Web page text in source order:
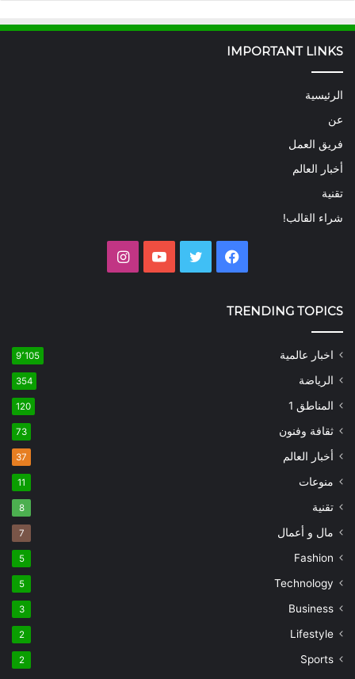
IMPORTANT LINKS
الرئيسية
عن
فريق العمل
أخبار العالم
تقنية
شراء القالب!
فيسبوك تويتر يوتيوب
TRENDING TOPICS
اخبار عالمية 9٬105
الرياضة 354
المناطق 1 120
ثقافة وفنون 73
أخبار العالم 37
منوعات 11
تقنية 8
مال و أعمال 7
Fashion
5
Technology
5
Business
3
Lifestyle
2
Sports
2